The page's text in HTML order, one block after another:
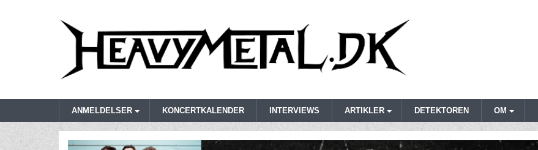
ANMELDELSER KONCERTKALENDER INTERVIEWS ARTIKLER DETEKTOREN OM